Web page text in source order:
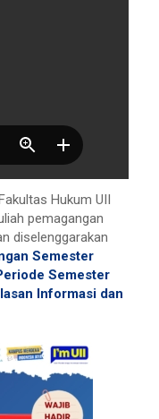
Hukum UII
pemagangan
diselenggarakan
Semester
Semester
Informasi dan